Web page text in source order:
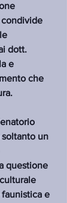
condivide
dott.
e
che
soltanto un
questione
e